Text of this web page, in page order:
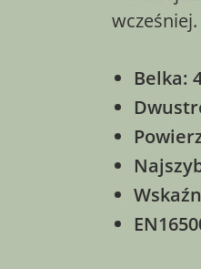
wcześniej.
Belka: